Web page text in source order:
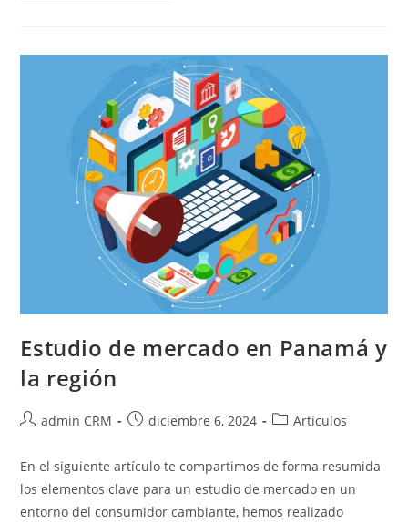
Estudio de mercado en Panamá y
la región
admin CRM diciembre 6, 2024 Artículos
En el siguiente artículo te compartimos de forma resumida
los elementos clave para un estudio de mercado en un
entorno del consumidor cambiante, hemos realizado